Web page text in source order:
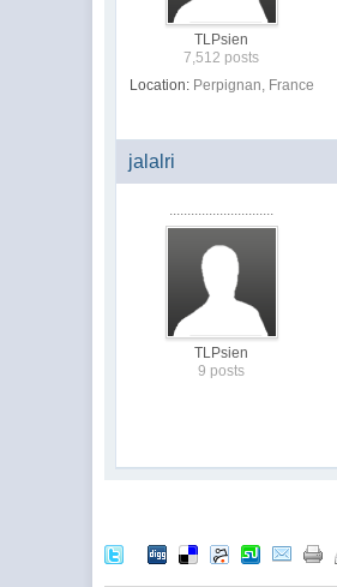
TLPsien
7,512 posts
Location: Perpignan, France
jalalri
.............................
TLPsien
9 posts